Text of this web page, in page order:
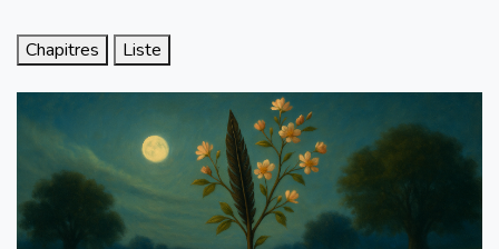
Chapitres Liste